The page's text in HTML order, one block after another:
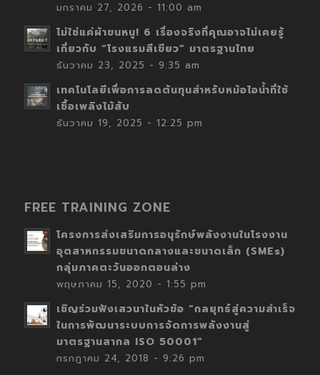
มกราคม 27, 2026 - 11:00 am
ไม่ใช่แค่ผ้าขนหนู! 6 เรื่องจริงที่คุณอาจไม่เคยรู้
เกี่ยวกับ “โรงแรมสีเขียว” มาตรฐานไทย
ธันวาคม 23, 2025 - 9:35 am
เทคโนโลยีเพื่อการลดต้นทุนสำหรับหม้อไอน้ำที่ใช้
เชื้อเพลิงไม้สับ
ธันวาคม 19, 2025 - 12:25 pm
FREE TRAINING ZONE
โครงการส่งเสริมการอนุรักษ์พลังงานในโรงงาน
อุตสาหกรรมขนาดกลางและขนาดเล็ก (SMEs)
กลุ่มภาคตะวันออกตอนล่าง
พฤษภาคม 15, 2020 - 1:55 pm
เชิญร่วมฟังเสวนาในหัวข้อ “กลยุทธ์สู่ความสำเร็จ
ในการพัฒนาระบบการจัดการพลังงานสู่
มาตรฐานสากล ISO 50001”
กรกฎาคม 24, 2018 - 9:26 pm